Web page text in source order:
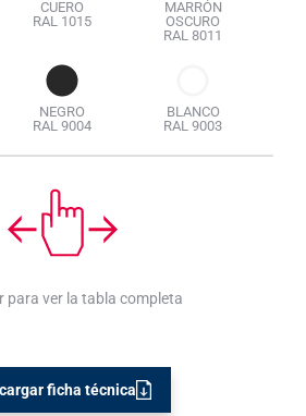
CUERO
RAL 1015
MARRÓN
OSCURO
RAL 8011
NEGRO
RAL 9004
BLANCO
RAL 9003
para ver la tabla completa
ficha técnica